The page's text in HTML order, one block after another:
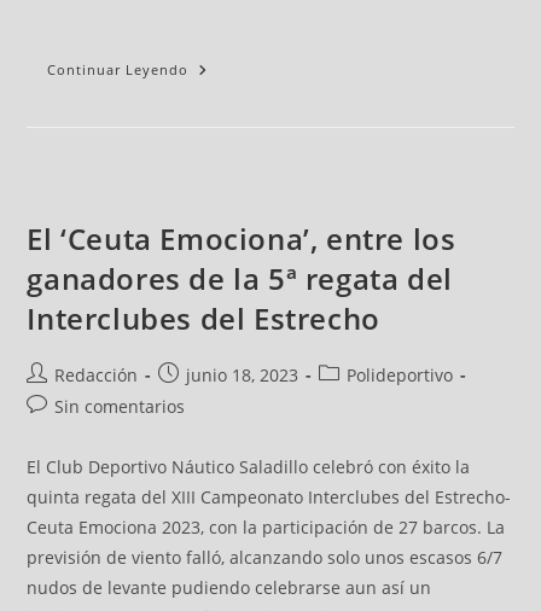
Continuar Leyendo
El ‘Ceuta Emociona’, entre los
ganadores de la 5ª regata del
Interclubes del Estrecho
Redacción junio 18, 2023
Polideportivo
Sin comentarios
El Club Deportivo Náutico Saladillo celebró con éxito la
quinta regata del XIII Campeonato Interclubes del Estrecho-
Ceuta Emociona 2023, con la participación de 27 barcos. La
previsión de viento falló, alcanzando solo unos escasos 6/7
nudos de levante pudiendo celebrarse aun así un